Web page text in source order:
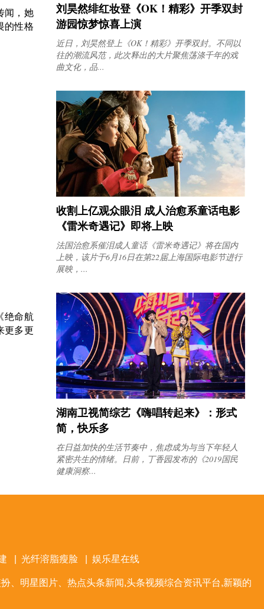
闻，她
的性格
绝命航
更多更
刘昊然绯红妆登《OK！精彩》开季双封
游园惊梦惊喜上演
近日，刘昊然登上《OK！精彩》开季双封。不同以
往的潮流风范，此次释出的大片聚焦荡涤千年的戏
曲文化，品...
收割上亿观众眼泪 成人治愈系童话电影
《雷米奇遇记》即将上映
法国治愈系催泪成人童话《雷米奇遇记》将在国内
上映，该片于6月16日在第22届上海国际电影节进行
展映，...
湖南卫视简综艺《嗨唱转起来》：形式
简，快乐多
在日益加快的生活节奏中，焦虑成为与当下年轻人
紧密共生的情绪。日前，丁香园发布的《2019国民
健康洞察...
光纤溶脂瘦脸| 娱乐星在线
、明星图片、热点头条新闻,头条视频综合资讯平台,新颖的